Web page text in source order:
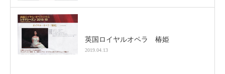
英国ロイヤルオペラ 椿姫
2019.04.13